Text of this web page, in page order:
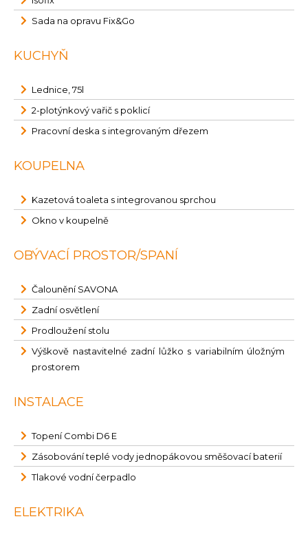
Sada na opravu Fix&Go
KUCHYŇ
Lednice, 75l
2-plotýnkový vařič s poklicí
Pracovní deska s integrovaným dřezem
KOUPELNA
Kazetová toaleta s integrovanou sprchou
Okno v koupelně
OBÝVACÍ PROSTOR/SPANÍ
Čalounění SAVONA
Zadní osvětlení
Prodloužení stolu
Výškově nastavitelné zadní lůžko s variabilním úložným
prostorem
INSTALACE
Topení Combi D6 E
Zásobování teplé vody jednopákovou směšovací baterií
Tlakové vodní čerpadlo
ELEKTRIKA